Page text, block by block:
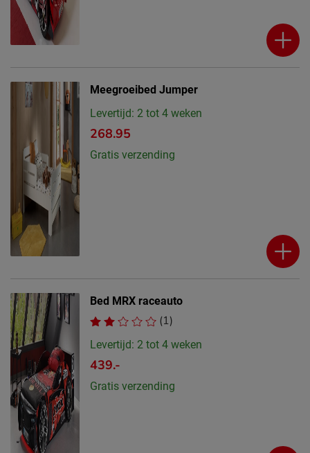
Meegroeibed Jumper
Levertijd: 2 tot 4 weken
268.95
Gratis verzending
Bed MRX raceauto
(1)
Levertijd: 2 tot 4 weken
439.-
Gratis verzending